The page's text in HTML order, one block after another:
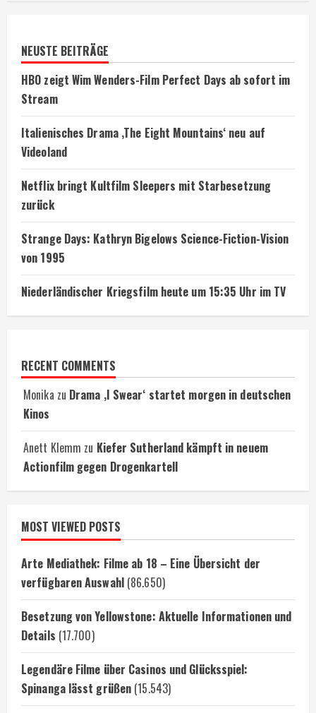
NEUSTE BEITRÄGE
HBO zeigt Wim Wenders-Film Perfect Days ab sofort im
Stream
Italienisches Drama ‚The Eight Mountains‘ neu auf
Videoland
Netflix bringt Kultfilm Sleepers mit Starbesetzung
zurück
Strange Days: Kathryn Bigelows Science-Fiction-Vision
von 1995
Niederländischer Kriegsfilm heute um 15:35 Uhr im TV
RECENT COMMENTS
Monika zu Drama ‚I Swear‘ startet morgen in deutschen
Kinos
Anett Klemm zu Kiefer Sutherland kämpft in neuem
Actionfilm gegen Drogenkartell
MOST VIEWED POSTS
Arte Mediathek: Filme ab 18 – Eine Übersicht der
verfügbaren Auswahl (86.650)
Besetzung von Yellowstone: Aktuelle Informationen und
Details (17.700)
Legendäre Filme über Casinos und Glücksspiel:
Spinanga lässt grüßen (15.543)